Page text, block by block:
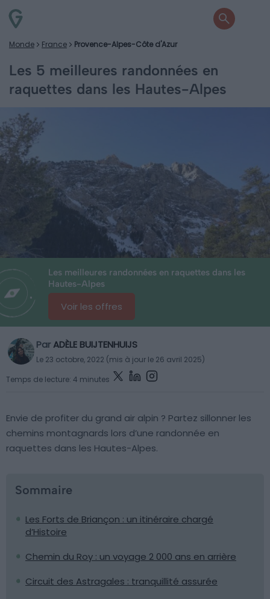
Monde France Provence-Alpes-Côte d'Azur
Les 5 meilleures randonnées en
raquettes dans les Hautes-Alpes
Les meilleures randonnées en raquettes dans les
Hautes-Alpes
Voir les offres
ParADÈLE BUIJTENHUIJS
Le 23 octobre, 2022 (mis à jour le 26 avril 2025)
Temps de lecture: 4 minutes
Envie de profiter du grand air alpin ? Partez sillonner les
chemins montagnards lors d’une randonnée en
raquettes dans les Hautes-Alpes.
Sommaire
Les Forts de Briançon : un itinéraire chargé
d’Histoire
Chemin du Roy : un voyage 2 000 ans en arrière
Circuit des Astragales : tranquillité assurée